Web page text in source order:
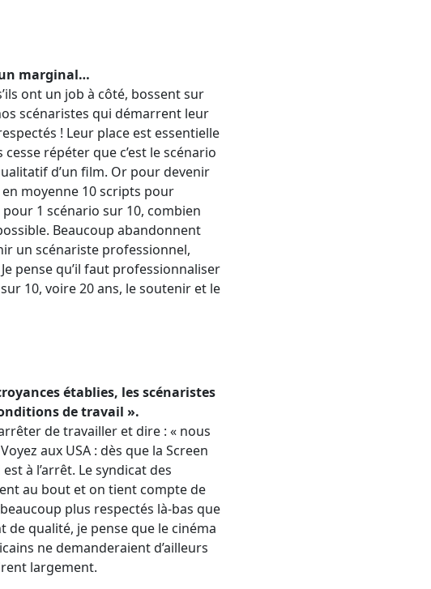
un marginal…
ont un job à côté, bossent sur
scénaristes qui démarrent leur
! Leur place est essentielle
répéter que c’est le scénario
d’un film. Or pour devenir
moyenne 10 scripts pour
1 scénario sur 10, combien
Beaucoup abandonnent
un scénariste professionnel,
pense qu’il faut professionnaliser
10, voire 20 ans, le soutenir et le
établies, les scénaristes
de travail ».
de travailler et dire : « nous
aux USA : dès que la Screen
à l’arrêt. Le syndicat des
au bout et on tient compte de
plus respectés là-bas que
de qualité, je pense que le cinéma
ne demanderaient d’ailleurs
largement.